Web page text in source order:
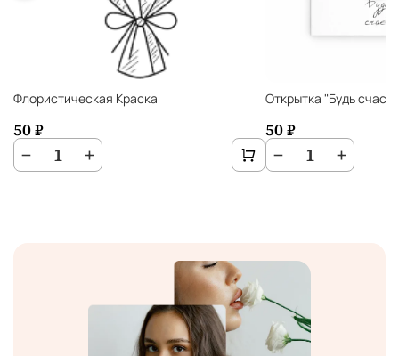
Флористическая Краска
50 ₽
− 1 +
Открытка "Будь
50 ₽
− 1 +